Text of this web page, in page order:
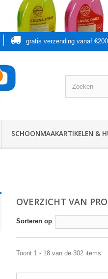
gratis verzending vanaf
SCHOONMAAKARTIKELEN &
OVERZICHT VAN
Sorteren op --
Toont 1 - 18 van de 302 items